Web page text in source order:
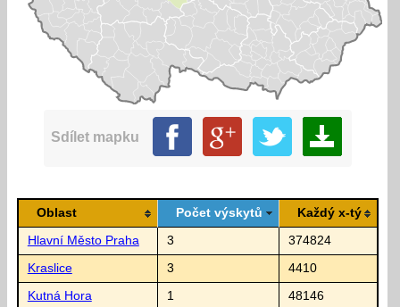
Sdílet mapku
Oblast Počet výskytů Každý x-tý
Hlavní Město Praha 3 374824
Kraslice 3 4410
Kutná Hora 1 48146